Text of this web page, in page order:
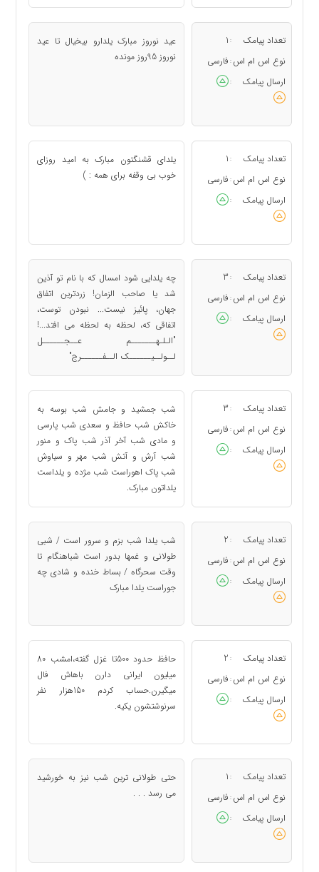
تعداد پیامک :
1
نوع اس ام اس : فارسی
ارسال پیامک
:
عید نوروز مبارک یلدارو بیخیال تا عید
نوروز 95روز مونده
تعداد پیامک :
1
نوع اس ام اس : فارسی
ارسال پیامک
:
یلدای قشنگتون مبارک به امید روزای
خوب بی وقفه برای همه : )
تعداد پیامک :
3
نوع اس ام اس : فارسی
ارسال پیامک
:
چه یلدایی شود امسال که با نام تو آذین
شد یا صاحب الزمان! زردترین اتفاق
جهان، پائیز نیست... نبودن توست،
اتفاقی که، لحظه به لحظه می افتد...!
"الـلـهـــــــم عــجــــــل
لــولــیــــــک الــفــــــرج"
تعداد پیامک :
3
نوع اس ام اس : فارسی
ارسال پیامک
:
شب جمشید و جامش شب بوسه به
خاکش شب حافظ و سعدی شب پارسی
و مادی شب آخر آذر شب پاک و منور
شب آرش و آتش شب مهر و سیاوش
شب پاک اهوراست شب مژده و یلداست
یلداتون مبارک.
تعداد پیامک :
2
نوع اس ام اس : فارسی
ارسال پیامک
:
‏شب یلدا شب بزم و سرور است / شبی
طولانی و غمها بدور است شباهنگام تا
وقت سحرگاه / بساط خنده و شادی چه
جوراست یلدا مبارک
تعداد پیامک :
2
نوع اس ام اس : فارسی
ارسال پیامک
:
حافظ حدود 500تا غزل گفته،امشب 80
میلیون ایرانی دارن باهاش فال
میگیرن.حساب کردم 150هزار نفر
سرنوشتشون یکیه.
تعداد پیامک :
1
نوع اس ام اس : فارسی
ارسال پیامک
:
حتی طولانی ترین شب نیز به خورشید
می رسد . . .